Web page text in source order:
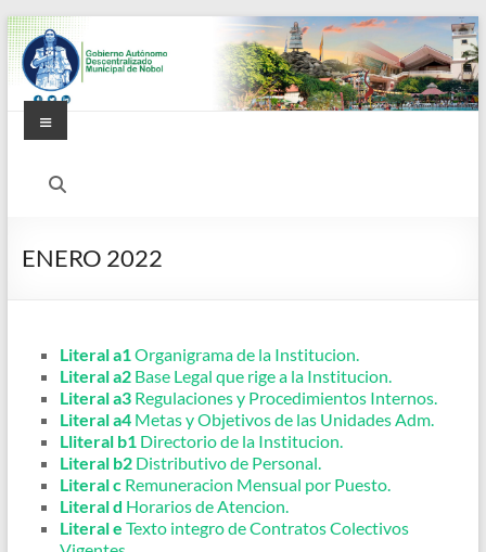
ENERO 2022
Literal a1Organigrama de la Institucion.
Literal a2 Base Legal que rige a la Institucion.
Literal a3 Regulaciones y Procedimientos Internos.
Literal a4 Metas y Objetivos de las Unidades Adm.
Lliteral b1 Directorio de la Institucion.
Literal b2 Distributivo de Personal.
Literal c Remuneracion Mensual por Puesto.
Literal d Horarios de Atencion.
Literal e Texto integro de Contratos Colectivos